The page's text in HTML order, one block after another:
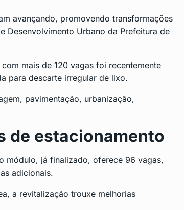
avançando, promovendo transformações
Desenvolvimento Urbano da Prefeitura de
mais de 120 vagas foi recentemente
para descarte irregular de lixo.
pavimentação, urbanização,
de estacionamento
módulo, já finalizado, oferece 96 vagas,
adicionais.
a revitalização trouxe melhorias